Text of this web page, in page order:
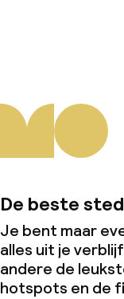
De beste
Je bent maar
alles uit je
andere de
hotspots en de